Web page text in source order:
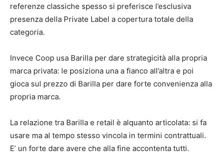
referenze classiche spesso si preferisce l’esclusiva
presenza della Private Label a copertura totale della
categoria.
Invece Coop usa Barilla per dare strategicità alla propria
marca privata: le posiziona una a fianco all’altra e poi
gioca sul prezzo di Barilla per dare forte convenienza alla
propria marca.
La relazione tra Barilla e retail è alquanto articolata: si fa
usare ma al tempo stesso vincola in termini contrattuali.
E’ un forte dare avere che alla fine accontenta tutti.